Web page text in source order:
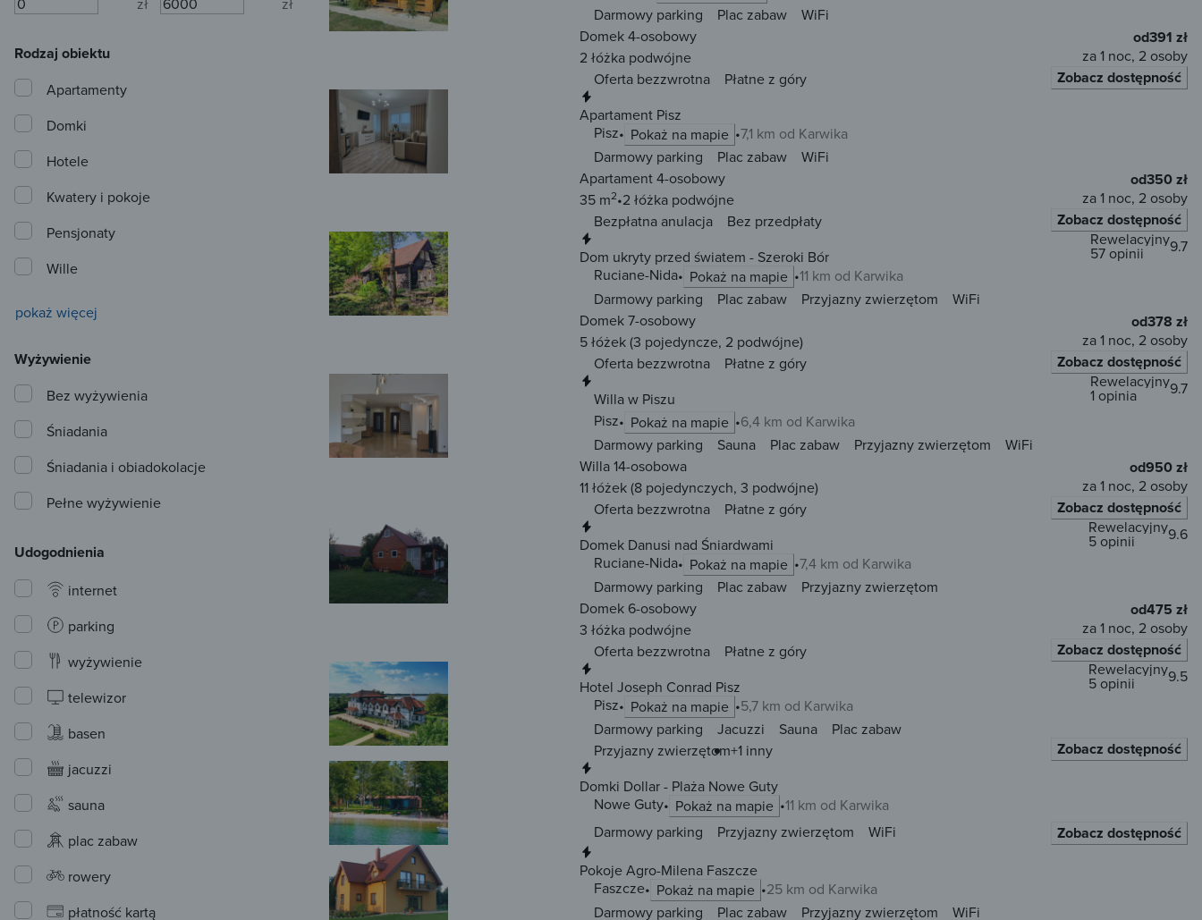
Darmowy parking
Plac zabaw
WiFi
Domek 4-osobowy
2 łóżka podwójne
Oferta bezzwrotna
Płatne z góry
od391 zł
za 1 noc, 2 osoby
Zobacz dostępność
Apartament Pisz
Pisz
Pokaż na mapie 7,1 km od Karwika
Darmowy parking
Plac zabaw
WiFi
Apartament 4-osobowy
35 m2 2 łóżka podwójne
Bezpłatna anulacja
Bez przedpłaty
od350 zł
za 1 noc, 2 osoby
Zobacz dostępność
Dom ukryty przed światem - Szeroki Bór
Ruciane-Nida
Pokaż na mapie 11 km od Karwika
9.7
Rewelacyjny
57 opinii
Darmowy parking Plac zabaw Przyjazny zwierzętom
WiFi
Domek 7-osobowy
5 łóżek(3 pojedyncze, 2 podwójne)
Oferta bezzwrotna
Płatne z góry
od378 zł
za 1 noc, 2 osoby
Zobacz dostępność
Willa w Piszu
Pisz
Pokaż na mapie 6,4 km od Karwika
9.7
Rewelacyjny
1 opinia
Darmowy parking Sauna Plac zabaw Przyjazny zwierzętom
WiFi
Willa 14-osobowa
11 łóżek(8 pojedynczych, 3 podwójne)
Oferta bezzwrotna
Płatne z góry
od950 zł
za 1 noc, 2 osoby
Zobacz dostępność
Domek Danusi nad Śniardwami
Ruciane-Nida
Pokaż na mapie 7,4 km od Karwika
9.6
Rewelacyjny
5 opinii
Darmowy parking Plac zabaw
Przyjazny zwierzętom
Domek 6-osobowy
3 łóżka podwójne
Oferta bezzwrotna
Płatne z góry
od475 zł
za 1 noc, 2 osoby
Zobacz dostępność
Hotel Joseph Conrad Pisz
Pisz
Pokaż na mapie 5,7 km od Karwika
9.5
Rewelacyjny
5 opinii
Darmowy parking Jacuzzi Sauna
Plac zabaw
Przyjazny zwierzętom+1 inny
Zobacz dostępność
Domki Dollar - Plaża Nowe Guty
Nowe Guty
Pokaż na mapie
11 km od Karwika
Darmowy parking
Przyjazny zwierzętom WiFi
Zobacz dostępność
Pokoje Agro-Milena Faszcze
Faszcze
Pokaż na mapie
25 km od Karwika
Darmowy parking
Plac zabaw Przyjazny zwierzętom
WiFi
Rodzaj obiektu
Apartamenty
Domki
Hotele
Kwatery i pokoje
Pensjonaty
Wille
pokaż więcej
Wyżywienie
Bez wyżywienia
Śniadania
Śniadania i obiadokolacje
Pełne wyżywienie
Udogodnienia
internet
parking
wyżywienie
telewizor
basen
jacuzzi
sauna
plac zabaw
rowery
płatność kartą